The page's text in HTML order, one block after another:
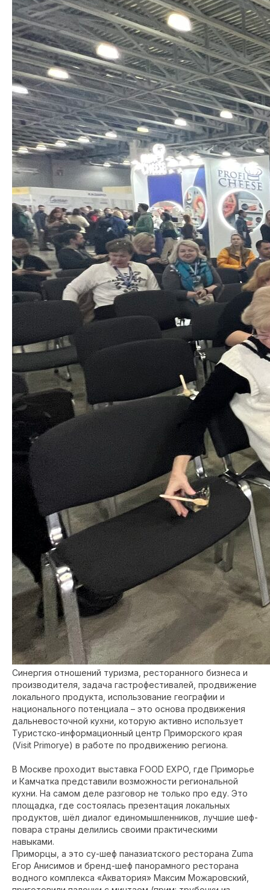
Синергия отношений туризма, ресторанного бизнеса и
производителя, задача гастрофестивалей, продвижение
локального продукта, использование географии и
национального потенциала – это основа продвижения
дальневосточной кухни, которую активно использует
Туристско-информационный центр Приморского края
(Visit Primorye) в работе по продвижению региона.
В Москве проходит выставка FOOD EXPO, где Приморье
и Камчатка представили возможности региональной
кухни. На самом деле разговор не только про еду. Это
площадка, где состоялась презентация локальных
продуктов, шёл диалог единомышленников, лучшие шеф-
повара страны делились своими практическими
навыками.
Приморцы, а это су-шеф паназиатского ресторана Zuma
Егор Анисимов и бренд-шеф панорамного ресторана
водного комплекса «Акватория» Максим Можаровский,